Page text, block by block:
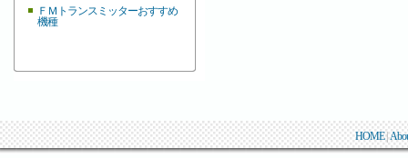
ＦＭトランスミッターおすすめ
機種
HOME|